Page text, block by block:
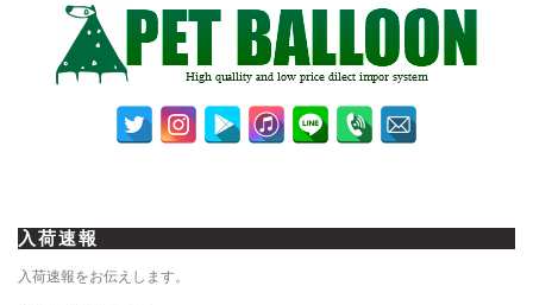
入荷速報
入荷速報をお伝えします。